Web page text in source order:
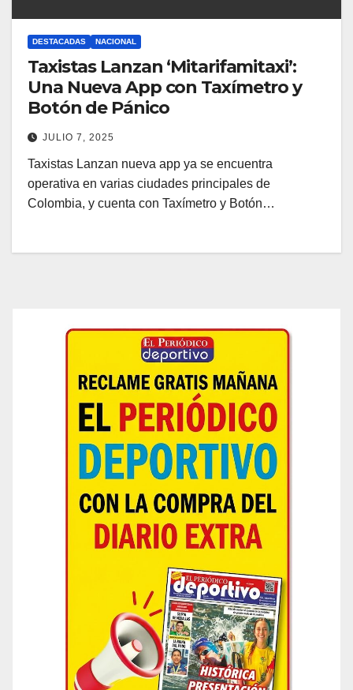
DESTACADAS NACIONAL
Taxistas Lanzan ‘Mitarifamitaxi’:
Una Nueva App con Taxímetro y
Botón de Pánico
JULIO 7, 2025
Taxistas Lanzan nueva app ya se encuentra
operativa en varias ciudades principales de
Colombia, y cuenta con Taxímetro y Botón…